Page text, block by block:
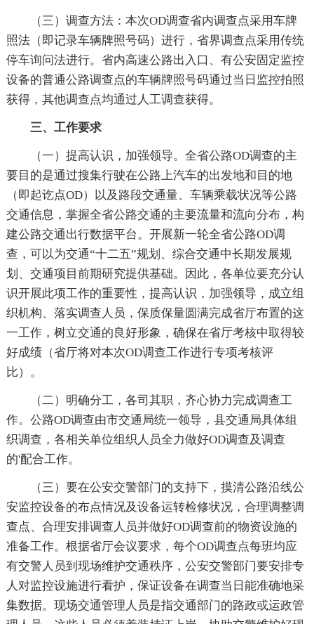
（三）调查方法：本次OD调查省内调查点采用车牌
照法（即记录车辆牌照号码）进行，省界调查点采用传统
停车询问法进行。省内高速公路出入口、有公安固定监控
设备的普通公路调查点的车辆牌照号码通过当日监控拍照
获得，其他调查点均通过人工调查获得。
三、工作要求
（一）提高认识，加强领导。全省公路OD调查的主
要目的是通过搜集行驶在公路上汽车的出发地和目的地
（即起讫点OD）以及路段交通量、车辆乘载状况等公路
交通信息，掌握全省公路交通的主要流量和流向分布，构
建公路交通出行数据平台。开展新一轮全省公路OD调
查，可以为交通“十二五”规划、综合交通中长期发展规
划、交通项目前期研究提供基础。因此，各单位要充分认
识开展此项工作的重要性，提高认识，加强领导，成立组
织机构、落实调查人员，保质保量圆满完成省厅布置的这
一工作，树立交通的良好形象，确保在省厅考核中取得较
好成绩（省厅将对本次OD调查工作进行专项考核评
比）。
（二）明确分工，各司其职，齐心协力完成调查工
作。公路OD调查由市交通局统一领导，县交通局具体组
织调查，各相关单位组织人员全力做好OD调查及调查
的'配合工作。
（三）要在公安交警部门的支持下，摸清公路沿线公
安监控设备的布点情况及设备运转检修状况，合理调整调
查点、合理安排调查人员并做好OD调查前的物资设施的
准备工作。根据省厅会议要求，每个OD调查点每班均应
有交警人员到现场维护交通秩序，公安交警部门要安排专
人对监控设施进行看护，保证设备在调查当日能准确地采
集数据。现场交通管理人员是指交通部门的路政或运政管